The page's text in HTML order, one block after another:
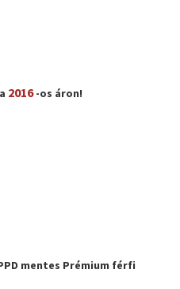
2016-os áron!
mentes Prémium férfi